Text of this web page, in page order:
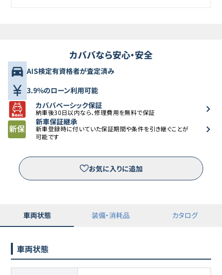
カババなら安心・安全
AIS検定有資格者が査定済み
3.9%のローン利用可能
カババベーシック保証
納車後30日以内なら、修理費用を無料で保証
新車保証継承
新車登録時に付いていた保証期間や条件を引き継ぐことが
可能です
お気に入りに追加
車両状態 装備・消耗品 カタログ
車両状態